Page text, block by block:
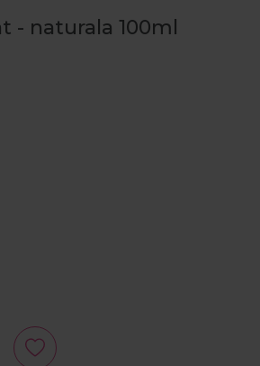
- naturala 100ml